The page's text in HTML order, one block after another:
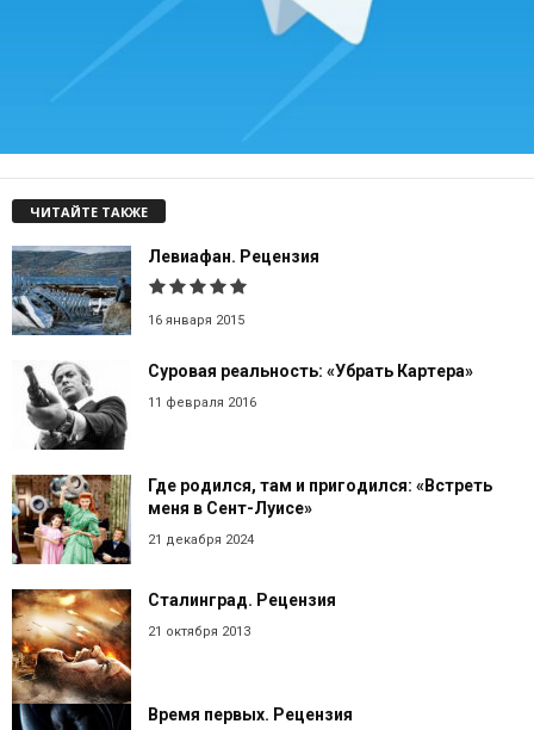
ЧИТАЙТЕ ТАКЖЕ
Левиафан. Рецензия
16 января 2015
Суровая реальность: «Убрать Картера»
11 февраля 2016
Где родился, там и пригодился: «Встреть
меня в Сент-Луисе»
21 декабря 2024
Сталинград. Рецензия
21 октября 2013
Время первых. Рецензия